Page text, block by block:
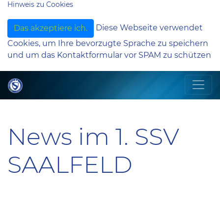
Hinweis zu Cookies
Das akzeptiere ich.
Diese Webseite verwendet
Cookies, um Ihre bevorzugte Sprache zu speichern
und um das Kontaktformular vor SPAM zu schützen
News im 1. SSV
SAALFELD